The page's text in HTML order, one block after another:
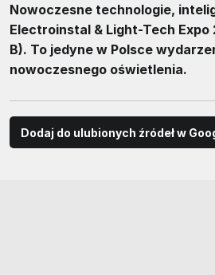
Nowoczesne technologie,
Electroinstal & Light-Tech
B). To jedyne w Polsce
nowoczesnego oświetlenia.
Dodaj do ulubionych źródeł w